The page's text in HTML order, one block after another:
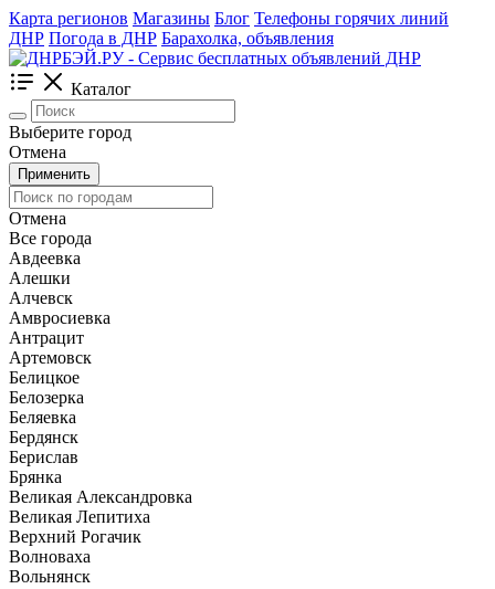
Карта регионов Магазины Блог Телефоны горячих линий
ДНР Погода в ДНР Барахолка, объявления
Каталог
Выберите город
Отмена
Применить
Отмена
Все города
Авдеевка
Алешки
Алчевск
Амвросиевка
Антрацит
Артемовск
Белицкое
Белозерка
Беляевка
Бердянск
Берислав
Брянка
Великая Александровка
Великая Лепитиха
Верхний Рогачик
Волноваха
Вольнянск